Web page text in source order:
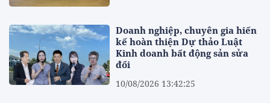
Doanh nghiệp, chuyên gia hiến
kế hoàn thiện Dự thảo Luật
Kinh doanh bất động sản sửa
đổi
10/08/2026 13:42:25